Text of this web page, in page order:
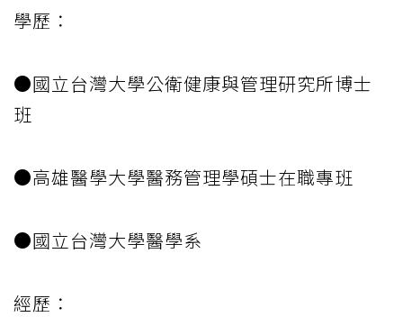
學歷：
●國立台灣大學公衛健康與管理研究所博士
班
●高雄醫學大學醫務管理學碩士在職專班
●國立台灣大學醫學系
經歷：